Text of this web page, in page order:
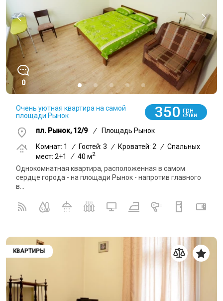
0
Очень уютная квартира на самой
площади Рынок
350 грн
СУТКИ
пл. Рынок, 12/9 /
Площадь Рынок
Комнат: 1
/ Гостей: 3 / Кроватей: 2 / Спальных
мест: 2+1
/ 40 м2
Однокомнатная квартира, расположенная в самом
сердце города - на площади Рынок - напротив главного
в...
КВАРТИРЫ